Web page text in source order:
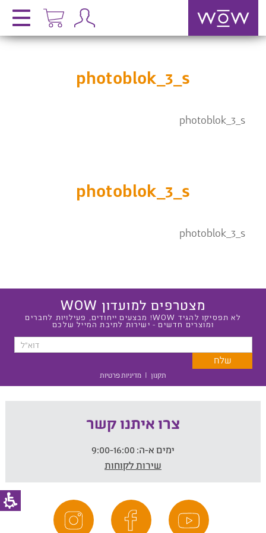
photoblok_3_s
photoblok_3_s
photoblok_3_s
photoblok_3_s
מצטרפים למועדון WOW
לא תפסיקו להגיד WOW! מבצעים ייחודים, פעילויות לחברים
ומוצרים חדשים - ישירות לתיבת המייל שלכם
תקנון | מדיניות פרטיות
צרו איתנו קשר
ימים א-ה:
שירות לקוחות